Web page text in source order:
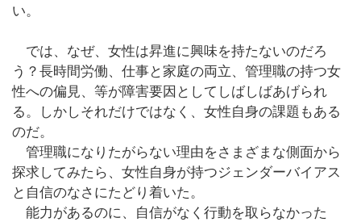
い。
では、なぜ、女性は昇進に興味を持たないのだろ
う？長時間労働、仕事と家庭の両立、管理職の持つ女
性への偏見、等が障害要因としてしばしばあげられ
る。しかしそれだけではなく、女性自身の課題もある
のだ。
管理職になりたがらない理由をさまざまな側面から
探求してみたら、女性自身が持つジェンダーバイアス
と自信のなさにたどり着いた。
能力があるのに、自信がなく行動を取らなかった